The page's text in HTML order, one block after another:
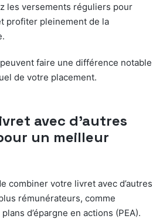
les versements réguliers pour
profiter pleinement de la
faire une différence notable
de votre placement.
avec d’autres
un meilleur
combiner votre livret avec d’autres
rémunérateurs, comme
d’épargne en actions (PEA).